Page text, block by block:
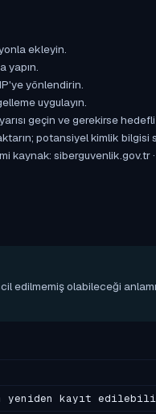
ekleyin.
yapın.
yönlendirin.
uygulayın.
geçin ve gerekirse
potansiyel kimlik bilgisi
kaynak:
olabileceği
yeniden kayıt